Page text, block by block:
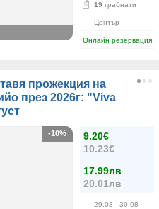
19 грабнати
Център
Онлайн резервация
прожекция на
през 2026г: "Viva
9.20€
10.23€
17.99лв
20.01лв
29.08 - 30.08
-10%